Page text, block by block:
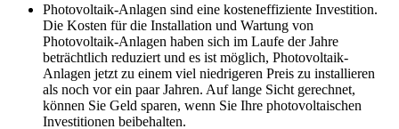
Photovoltaik-Anlagen sind eine kosteneffiziente Investition.
Die Kosten für die Installation und Wartung von
Photovoltaik-Anlagen haben sich im Laufe der Jahre
beträchtlich reduziert und es ist möglich, Photovoltaik-
Anlagen jetzt zu einem viel niedrigeren Preis zu installieren
als noch vor ein paar Jahren. Auf lange Sicht gerechnet,
können Sie Geld sparen, wenn Sie Ihre photovoltaischen
Investitionen beibehalten.